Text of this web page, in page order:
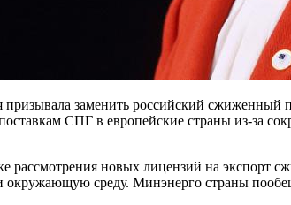
заменить российский сжиженный
СПГ в европейские страны из-за
новых лицензий на экспорт
окружающую среду. Минэнерго страны